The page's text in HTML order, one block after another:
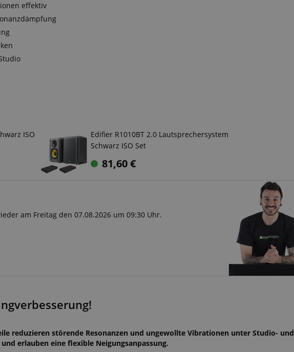
effektiv
ISO
Edifier R1010BT 2.0 Lautsprechersystem
Schwarz ISO Set
81,60€
am Freitag den 07.08.2026 um 09:30 Uhr.
reduzieren störende Resonanzen und ungewollte Vibrationen unter Studio- und
erlauben eine flexible Neigungsanpassung.